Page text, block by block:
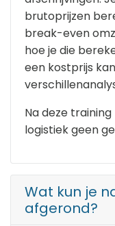
brutoprijzen
break-even
hoe je die
een kostprijs
Na deze
logistiek geen
Wat kun je
afgerond?